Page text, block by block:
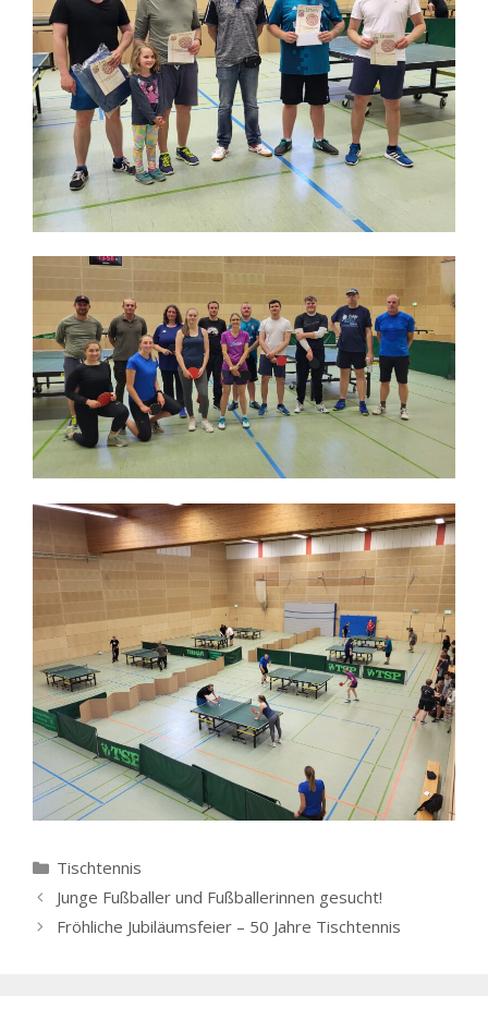
Kategorien
Tischtennis
Junge Fußballer und Fußballerinnen gesucht!
Fröhliche Jubiläumsfeier – 50 Jahre Tischtennis